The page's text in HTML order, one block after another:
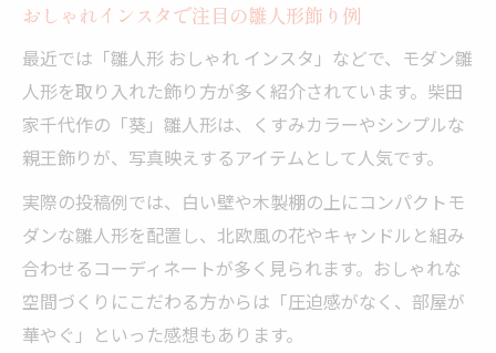
おしゃれインスタで注目の雛人形飾り例
最近では「雛人形 おしゃれ インスタ」などで、モダン雛
人形を取り入れた飾り方が多く紹介されています。柴田
家千代作の「葵」雛人形は、くすみカラーやシンプルな
親王飾りが、写真映えするアイテムとして人気です。
実際の投稿例では、白い壁や木製棚の上にコンパクトモ
ダンな雛人形を配置し、北欧風の花やキャンドルと組み
合わせるコーディネートが多く見られます。おしゃれな
空間づくりにこだわる方からは「圧迫感がなく、部屋が
華やぐ」といった感想もあります。